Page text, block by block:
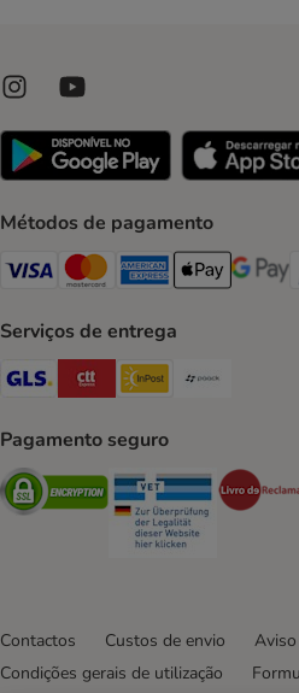
Métodos de pagamento
Visa Payment Method
Mastercard Payment Method
American Express
Apple PayGoogle
Serviços de entrega
GLS Shipping Method
CTTExpress Shipping
InPost Shipping
Pagamento seguro
Security Security
Contactos Custos de envio
Condições gerais de utilização